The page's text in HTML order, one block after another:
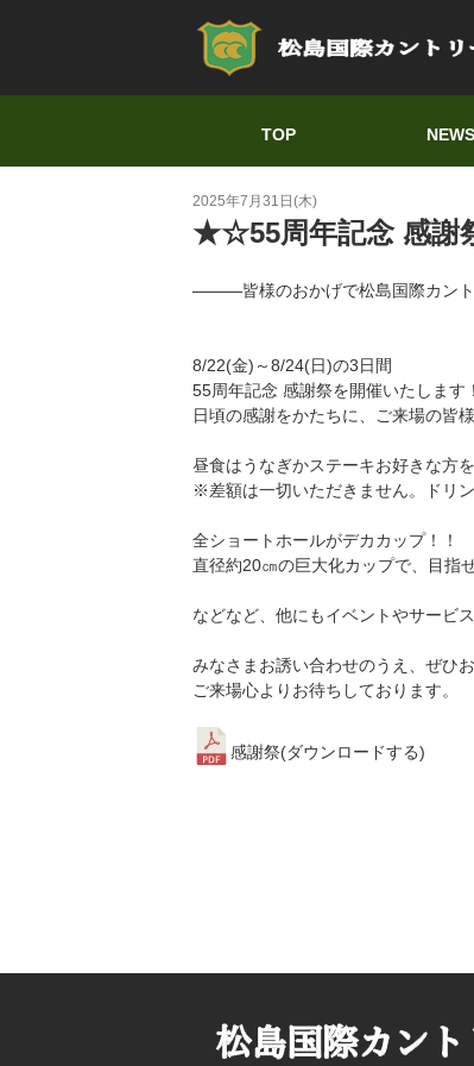
TOP NEWS
2025年7月31日(木)
★☆55周年記念 感
―――皆様のおかげで松島国際カント
8/22(金)～8/24(日)の3日間
55周年記念 感謝祭を開催いたします
日頃の感謝をかたちに、ご来場の皆
昼食はうなぎかステーキお好きな方
※差額は一切いただきません。ドリ
全ショートホールがデカカップ！！
直径約20㎝の巨大化カップで、目指
などなど、他にもイベントやサービ
みなさまお誘い合わせのうえ、ぜひ
ご来場心よりお待ちしております。
感謝祭(ダウンロードする)